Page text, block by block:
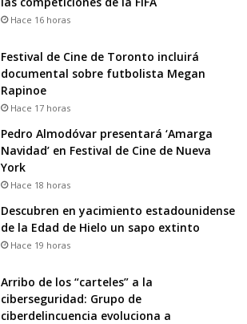
Hace 16 horas
Festival de Cine de Toronto incluirá
documental sobre futbolista Megan
Rapinoe
Hace 17 horas
Pedro Almodóvar presentará ‘Amarga
Navidad’ en Festival de Cine de Nueva
York
Hace 18 horas
Descubren en yacimiento estadounidense
de la Edad de Hielo un sapo extinto
Hace 19 horas
Arribo de los “carteles” a la
ciberseguridad: Grupo de
ciberdelincuencia evoluciona a